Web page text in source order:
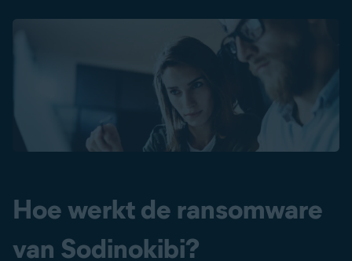
Hoe werkt de ransomware
van Sodinokibi?